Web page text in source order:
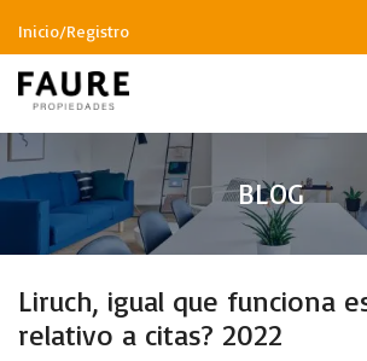
Inicio/Registro
BLOG
Liruch, igual que funciona
relativo a citas? 2022